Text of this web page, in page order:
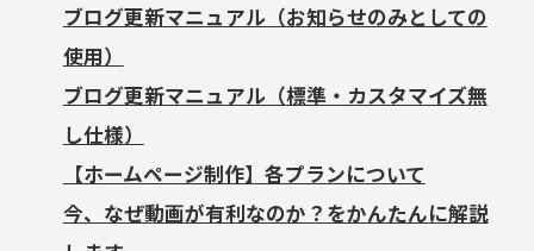
ブログ更新マニュアル（お知らせのみとしての
使用）
ブログ更新マニュアル（標準・カスタマイズ無
し仕様）
【ホームページ制作】各プランについて
今、なぜ動画が有利なのか？をかんたんに解説